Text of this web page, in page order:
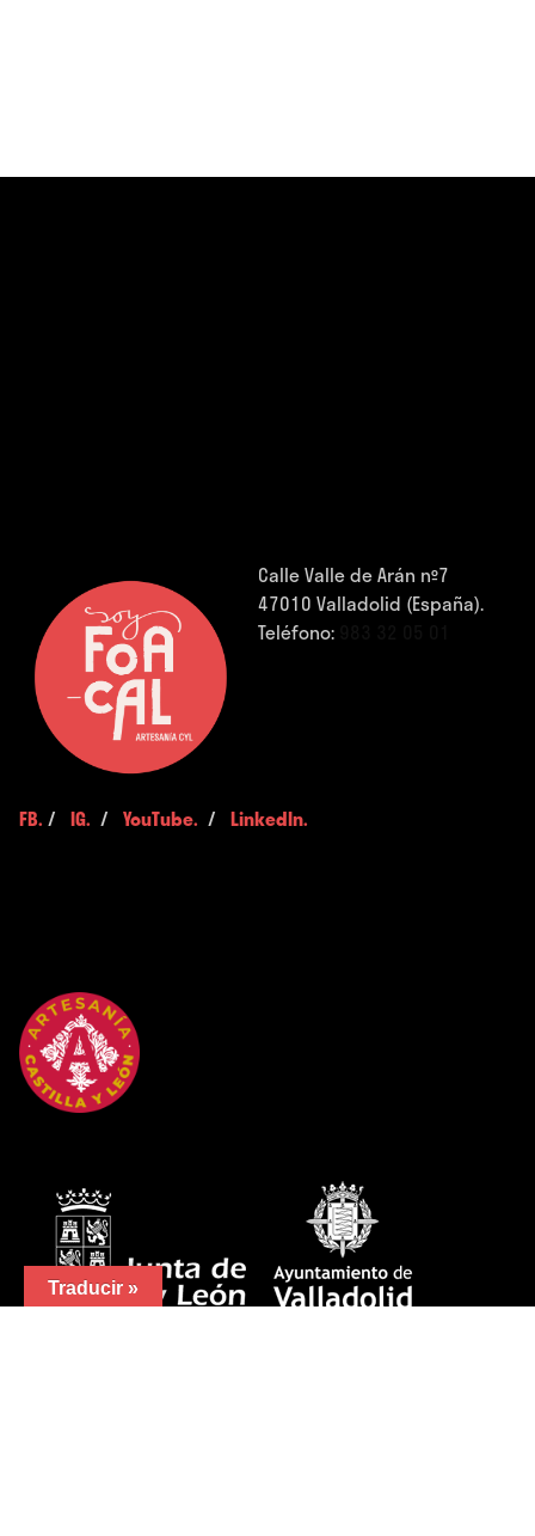
Calle Valle de Arán nº7
47010 Valladolid (España).
Teléfono:
FB. / IG. / YouTube. / LinkedIn.
Traducir »